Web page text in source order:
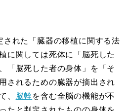
れた「臓器の移植に関する法
に関しては死体に「脳死した
「脳死した者の身体」を「そ
されるための臓器が摘出され
、
脳幹 を含む全脳の機能が不